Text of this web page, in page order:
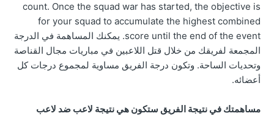
count. Once the squad war has started, the objective is
for your squad to accumulate the highest combined
score until the end of the event. يمكنك المساهمة في الدرجة
المجمعة لفريقك من خلال قتل اللاعبين في مباريات مجال القناصة
وتحديات الساحة. وتكون درجة الفريق مساوية لمجموع درجات كل
أعضائه.
مساهمتك في نتيجة الفريق ستكون هي نتيجة لاعب ضد لاعب